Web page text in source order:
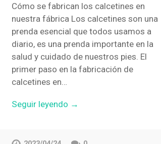
Cómo se fabrican los calcetines en
nuestra fábrica Los calcetines son una
prenda esencial que todos usamos a
diario, es una prenda importante en la
salud y cuidado de nuestros pies. El
primer paso en la fabricación de
calcetines en…
Seguir leyendo →